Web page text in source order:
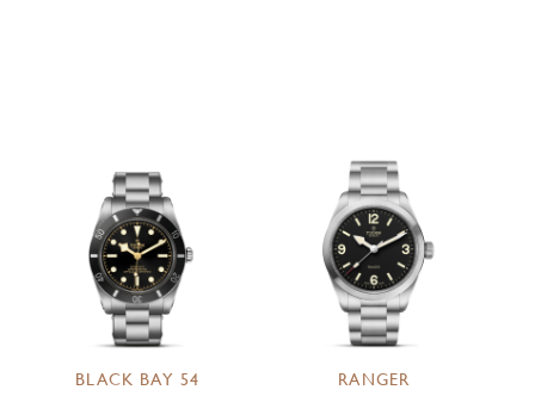
BLACK BAY 54
RANGER